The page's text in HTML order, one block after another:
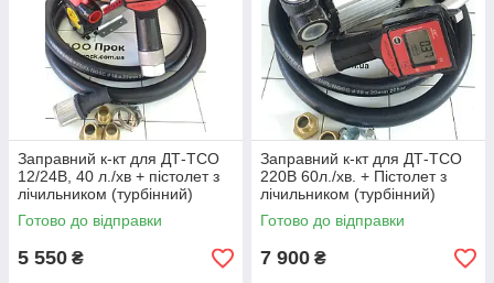
Заправний к-кт для ДТ-ТСО
12/24В, 40 л./хв + пістолет з
лічильником (турбінний)
Готово до відправки
5 550 ₴
Заправний к-кт для ДТ-ТСО
220В 60л./хв. + Пістолет з
лічильником (турбінний)
Готово до відправки
7 900 ₴